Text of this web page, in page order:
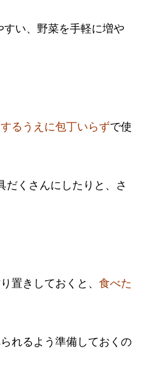
い、野菜を手軽に増や
るうえに包丁いらずで使
だくさんにしたりと、さ
置きしておくと、 食べた
れるよう準備しておくの